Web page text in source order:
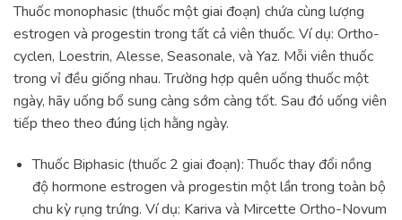
Thuốc monophasic (thuốc một giai đoạn) chứa cùng lượng
estrogen và progestin trong tất cả viên thuốc. Ví dụ: Ortho-
cyclen, Loestrin, Alesse, Seasonale, và Yaz. Mỗi viên thuốc
trong vỉ đều giống nhau. Trường hợp quên uống thuốc một
ngày, hãy uống bổ sung càng sớm càng tốt. Sau đó uống viên
tiếp theo theo đúng lịch hằng ngày.
Thuốc Biphasic (thuốc 2 giai đoạn): Thuốc thay đổi nồng
độ hormone estrogen và progestin một lần trong toàn bộ
chu kỳ rụng trứng. Ví dụ: Kariva và Mircette Ortho-Novum